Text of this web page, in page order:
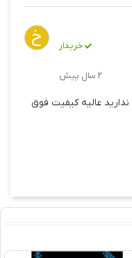
خ خریدار
2 سال پیش
عالیه کیفیت فوق